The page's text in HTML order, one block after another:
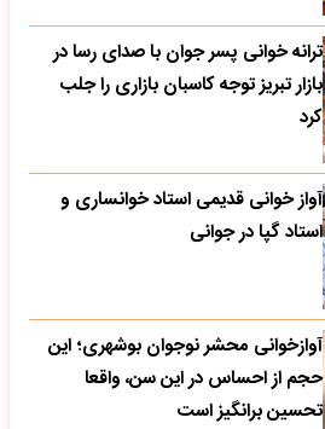
ترانه خوانی پسر جوان با صدای رسا در
بازار تبریز توجه کاسبان بازاری را جلب
کرد
آواز خوانی قدیمی استاد خوانساری و
استاد گپا در جوانی
آوازخوانی محشر نوجوان بوشهری؛ این
حجم از احساس در این سن، واقعا
تحسین‌ برانگیز است